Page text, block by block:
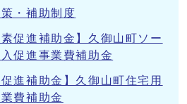
・補助制度
素促進補助金】久御山町ソー
促進事業費補助金
進補助金】久御山町住宅用
費補助金